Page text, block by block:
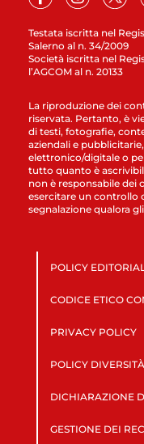
Testata iscritta nel
Salerno al n. 34/2009
Società iscritta nel
l’AGCOM al n. 20133
La riproduzione dei
riservata. Pertanto, è
di testi, fotografie,
aziendali e
elettronico/digitale o
tutto quanto è
non è responsabile
esercitare un controllo
segnalazione qualora
POLICY
CODICE ETICO
PRIVACY POLICY
POLICY DIVERSITÀ
DICHIARAZIONE
GESTIONE DEI